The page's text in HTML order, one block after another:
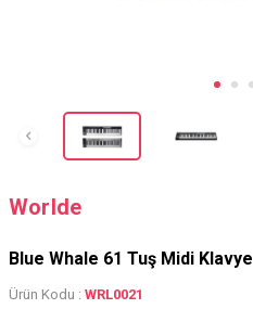
Worlde
Blue Whale 61 Tuş Midi Klavye
Ürün Kodu : WRL0021